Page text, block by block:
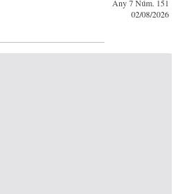
Any 7 Núm. 151
02/08/2026